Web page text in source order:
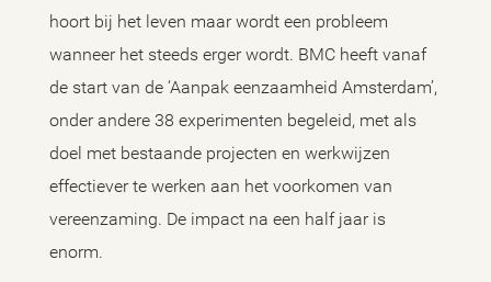
hoort bij het leven maar wordt een probleem
wanneer het steeds erger wordt. BMC heeft vanaf
de start van de ‘Aanpak eenzaamheid Amsterdam’,
onder andere 38 experimenten begeleid, met als
doel met bestaande projecten en werkwijzen
effectiever te werken aan het voorkomen van
vereenzaming. De impact na een half jaar is
enorm.